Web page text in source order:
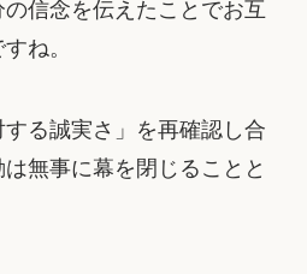
信念を伝えたことでお互
ね。
る誠実さ」を再確認し合
無事に幕を閉じることと